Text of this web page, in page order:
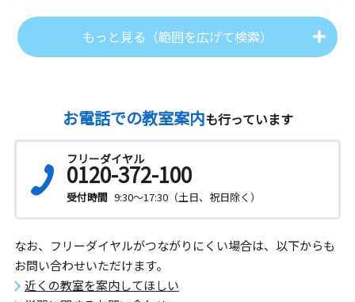
もっと見る（範囲を広げて検索）
お電話での教室案内も行っています
フリーダイヤル
0120-372-100
受付時間 9:30～17:30（土日、祝日除く）
なお、フリーダイヤルがつながりにくい場合は、以下からも
お問い合わせいただけます。
近くの教室を案内してほしい